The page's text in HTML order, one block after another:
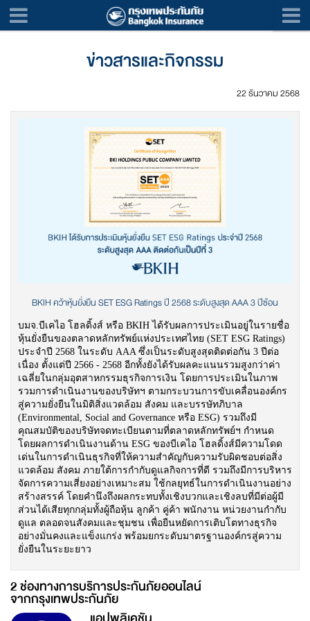
ข่าวสารและกิจกรรม
22 ธันวาคม 2568
BKIH คว้าหุ้นยั่งยืน SET ESG Ratings ปี 2568 ระดับสูงสุด AAA 3 ปีซ้อน
บมจ.บีเคไอ โฮลดิ้งส์ หรือ BKIH ได้รับผลการประเมินอยู่ในรายชื่อ
หุ้นยั่งยืนของตลาดหลักทรัพย์แห่งประเทศไทย (SET ESG Ratings)
ประจำปี 2568 ในระดับ AAA ซึ่งเป็นระดับสูงสุดติดต่อกัน 3 ปีต่อ
เนื่อง ตั้งแต่ปี 2566 - 2568 อีกทั้งยังได้รับผลคะแนนรวมสูงกว่าค่า
เฉลี่ยในกลุ่มอุตสาหกรรมธุรกิจการเงิน โดยการประเมินในภาพ
รวมการดำเนินงานของบริษัทฯ ตามกระบวนการขับเคลื่อนองค์กร
สู่ความยั่งยืนในมิติสิ่งแวดล้อม สังคม และบรรษัทภิบาล
(Environmental, Social and Governance หรือ ESG) รวมถึงมี
คุณสมบัติของบริษัทจดทะเบียนตามที่ตลาดหลักทรัพย์ฯ กำหนด
โดยผลการดำเนินงานด้าน ESG ของบีเคไอ โฮลดิ้งส์มีความโดด
เด่นในการดำเนินธุรกิจที่ให้ความสำคัญกับความรับผิดชอบต่อสิ่ง
แวดล้อม สังคม ภายใต้การกำกับดูแลกิจการที่ดี รวมถึงมีการบริหาร
จัดการความเสี่ยงอย่างเหมาะสม ใช้กลยุทธ์ในการดำเนินงานอย่าง
สร้างสรรค์ โดยคำนึงถึงผลกระทบทั้งเชิงบวกและเชิงลบที่มีต่อผู้มี
ส่วนได้เสียทุกกลุ่มทั้งผู้ถือหุ้น ลูกค้า คู่ค้า พนักงาน หน่วยงานกำกับ
ดูแล ตลอดจนสังคมและชุมชน เพื่อยืนหยัดการเติบโตทางธุรกิจ
อย่างมั่นคงและแข็งแกร่ง พร้อมยกระดับมาตรฐานองค์กรสู่ความ
ยั่งยืนในระยะยาว
2 ช่องทางการบริการประกันภัยออนไลน์
จากกรุงเทพประกันภัย